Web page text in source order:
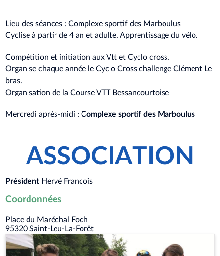
Lieu des séances : Complexe sportif des Marboulus
Cyclise à partir de 4 an et adulte. Apprentissage du vélo.
Compétition et initiation aux Vtt et Cyclo cross.
Organise chaque année le Cyclo Cross challenge Clément Le
bras.
Organisation de la Course VTT Bessancourtoise
Mercredi après-midi :Complexe sportif des Marboulus
ASSOCIATION
Président Hervé Francois
Coordonnées
Place du Maréchal Foch
95320 Saint-Leu-La-Forêt